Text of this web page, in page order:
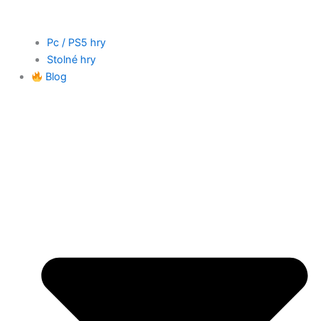
Pc / PS5 hry
Stolné hry
Blog